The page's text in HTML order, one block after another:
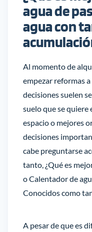
agua de
agua con
Al momento de
empezar reformas
decisiones suelen
suelo que se quiere
espacio o mejores
decisiones
cabe preguntarse
tanto, ¿Qué es
o Calentador de
Conocidos como
A pesar de que es